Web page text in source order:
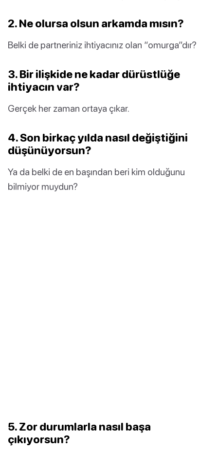
2. Ne olursa olsun arkamda mısın?
Belki de partneriniz ihtiyacınız olan “omurga”dır?
3. Bir ilişkide ne kadar dürüstlüğe
ihtiyacın var?
Gerçek her zaman ortaya çıkar.
4. Son birkaç yılda nasıl değiştiğini
düşünüyorsun?
Ya da belki de en başından beri kim olduğunu
bilmiyor muydun?
5. Zor durumlarla nasıl başa
çıkıyorsun?